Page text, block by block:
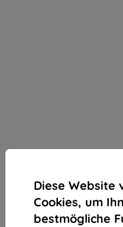
Diese Website
Cookies, um
bestmögliche